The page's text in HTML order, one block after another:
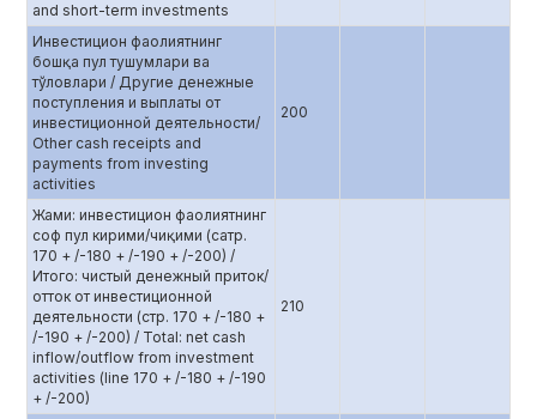
and short-term investments
Инвестицион фаолиятнинг
бошқа пул тушумлари ва
тўловлари / Другие денежные
поступления и выплаты от
инвестиционной деятельности/
Other cash receipts and
payments from investing
activities
200
Жами: инвестицион фаолиятнинг
соф пул кирими/чиқими (сатр.
170 + /-180 + /-190 + /-200) /
Итого: чистый денежный приток/
отток от инвестиционной
деятельности (стр. 170 + /-180 +
/-190 + /-200) / Total: net cash
inflow/outflow from investment
activities (line 170 + /-180 + /-190
+ /-200)
210